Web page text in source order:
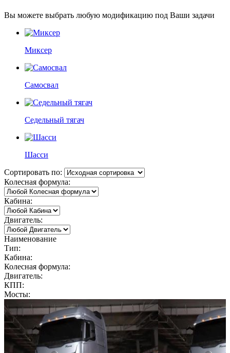
Вы можете выбрать любую модификацию под Ваши задачи
Миксер
Самосвал
Седельный тягач
Шасси
Сортировать по:
Колесная формула:
Кабина:
Двигатель:
Наименование
Тип:
Кабина:
Колесная формула:
Двигатель:
КПП:
Мосты: